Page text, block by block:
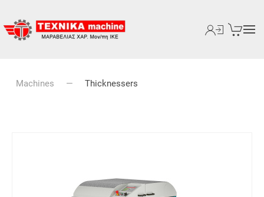
Machines Thicknessers